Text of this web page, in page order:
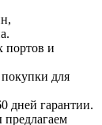
портов и
для
дней гарантии.
предлагаем